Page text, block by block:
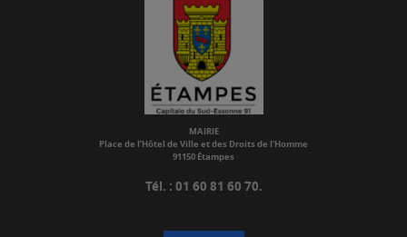
MAIRIE
Place de l’Hôtel de Ville et des Droits de l’Homme
91150 Étampes
Tél. : 01 60 81 60 70.